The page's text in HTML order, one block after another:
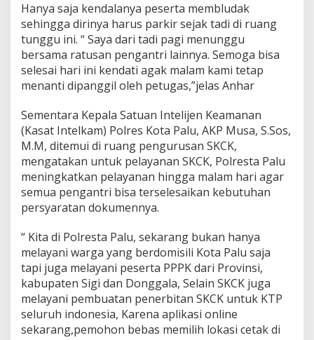
Hanya saja kendalanya peserta membludak
sehingga dirinya harus parkir sejak tadi di ruang
tunggu ini. “ Saya dari tadi pagi menunggu
bersama ratusan pengantri lainnya. Semoga bisa
selesai hari ini kendati agak malam kami tetap
menanti dipanggil oleh petugas,”jelas Anhar
Sementara Kepala Satuan Intelijen Keamanan
(Kasat Intelkam) Polres Kota Palu, AKP Musa, S.Sos,
M.M, ditemui di ruang pengurusan SKCK,
mengatakan untuk pelayanan SKCK, Polresta Palu
meningkatkan pelayanan hingga malam hari agar
semua pengantri bisa terselesaikan kebutuhan
persyaratan dokumennya.
“ Kita di Polresta Palu, sekarang bukan hanya
melayani warga yang berdomisili Kota Palu saja
tapi juga melayani peserta PPPK dari Provinsi,
kabupaten Sigi dan Donggala, Selain SKCK juga
melayani pembuatan penerbitan SKCK untuk KTP
seluruh indonesia, Karena aplikasi online
sekarang,pemohon bebas memilih lokasi cetak di